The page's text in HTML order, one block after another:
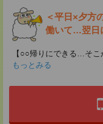
＜平日×夕方
働いて…翌日
【○○帰りにできる…そ
もっとみる